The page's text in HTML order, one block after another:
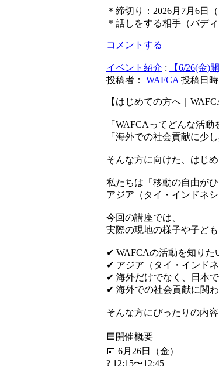
＊締切り：2026月7月6日（
＊話しをする相手（バデ
コメントする
イベント紹介 :
【6/26(金)
投稿者： WAFCA 投稿日時
【はじめての方へ｜
「WAFCAってどんな活動
「海外での社会貢献に少
そんな方に向けた、はじ
私たちは「移動の自由が
アジア（タイ・インドネ
今回の講座では、
実際の現地の様子や子ど
✔ WAFCAの活動を知りた
✔ アジア（タイ・インド
✔ 海外だけでなく、日本
✔ 海外での社会貢献に関
そんな方にぴったりの内容
🟦開催概要
📅 6月26日（金）
? 12:15〜12:45